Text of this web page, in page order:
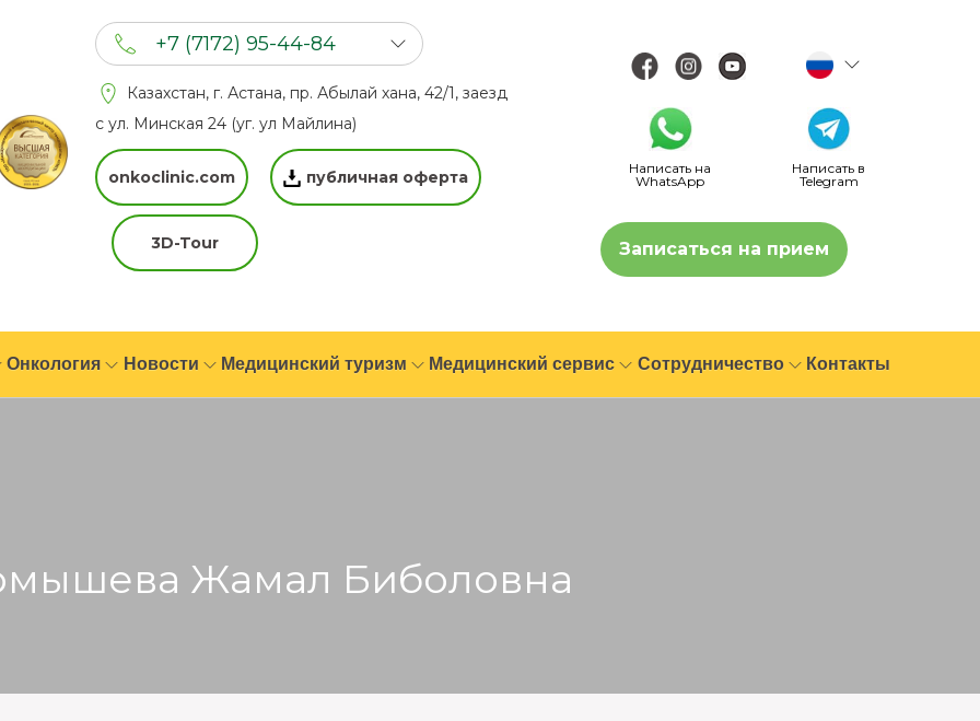
+7 (7172) 95-44-84
+7 (702) 201 94 44
+7 (777) 201 44 44
Казахстан, г. Астана, пр. Абылай хана, 42/1, заезд
с ул. Минская 24 (уг. ул Майлина)
onkoclinic.com публичная оферта
3D-Tour
Написать на
WhatsApp
Написать в
Telegram
Записаться на прием
Онкология Новости Медицинский туризм Медицинский сервис Сотрудничество Контакты
Жамал Биболовна